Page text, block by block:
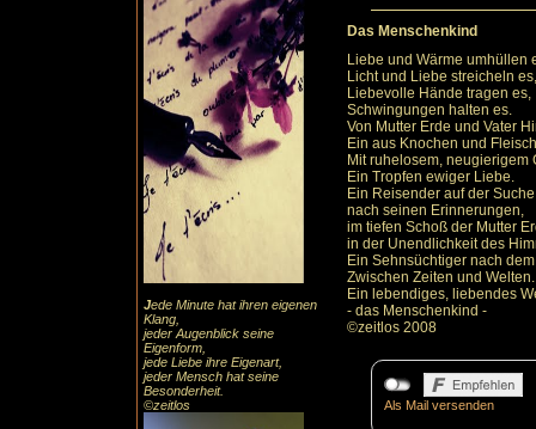
Jede Minute hat ihren eigenen
Klang,
jeder Augenblick seine
Eigenform,
jede Liebe ihre Eigenart,
jeder Mensch hat seine
Besonderheit.
©zeitlos
Das Menschenkind
Liebe und Wärme umhüllen
Licht und Liebe streicheln es,
Liebevolle Hände tragen es,
Schwingungen halten es.
Von Mutter Erde und Vater
Ein aus Knochen und
Mit ruhelosem, neugierigem
Ein Tropfen ewiger Liebe.
Ein Reisender auf der
nach seinen Erinnerungen,
im tiefen Schoß der Mutter
in der Unendlichkeit des
Ein Sehnsüchtiger nach
Zwischen Zeiten und Welten.
Ein lebendiges, liebendes
- das Menschenkind -
©zeitlos 2008
Als Mail versenden